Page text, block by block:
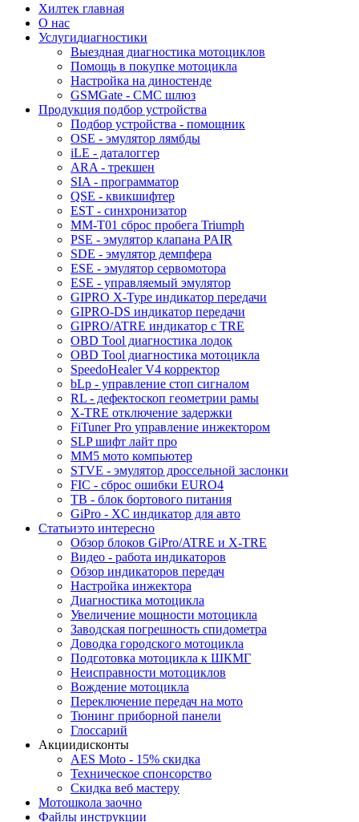
Хилтек главная
О нас
Услугидиагностики
Выездная диагностика мотоциклов
Помощь в покупке мотоцикла
Настройка на диностенде
GSMGate - СМС шлюз
Продукция подбор устройства
Подбор устройства - помощник
OSE - эмулятор лямбды
iLE - даталоггер
ARA - трекшен
SIA - программатор
QSE - квикшифтер
EST - синхронизатор
MM-T01 сброс пробега Triumph
PSE - эмулятор клапана PAIR
SDE - эмулятор демпфера
ESE - эмулятор сервомотора
ESE - управляемый эмулятор
GIPRO X-Type индикатор передачи
GIPRO-DS индикатор передачи
GIPRO/ATRE индикатор с TRE
OBD Tool диагностика лодок
OBD Tool диагностика мотоцикла
SpeedoHealer V4 корректор
bLp - управление стоп сигналом
RL - дефектоскоп геометрии рамы
X-TRE отключение задержки
FiTuner Pro управление инжектором
SLP шифт лайт про
MM5 мото компьютер
STVE - эмулятор дроссельной заслонки
FIC - сброс ошибки EURO4
TB - блок бортового питания
GiPro - XC индикатор для авто
Статьиэто интересно
Обзор блоков GiPro/ATRE и X-TRE
Видео - работа индикаторов
Обзор индикаторов передач
Настройка инжектора
Диагноcтика мотоцикла
Увеличение мощности мотоцикла
Заводская погрешность спидометра
Доводка городского мотоцикла
Подготовка мотоцикла к ШКМГ
Неисправности мотоциклов
Вождение мотоцикла
Переключение передач на мото
Тюнинг приборной панели
Глоссарий
Акциидисконты
AES Moto - 15% скидка
Техническое спонсорство
Скидка веб мастеру
Мотошкола заочно
Файлы инструкции